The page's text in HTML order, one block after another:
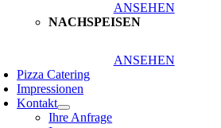
ANSEHEN
NACHSPEISEN
ANSEHEN
Pizza Catering
Impressionen
Kontakt
Ihre Anfrage